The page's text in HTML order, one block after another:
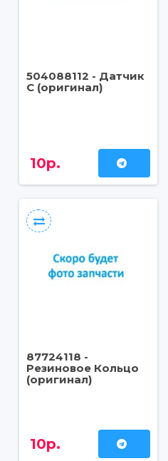
504088112 - Датчик
C (оригинал)
10р.
87724118 -
Резиновое Кольцо
(оригинал)
10р.